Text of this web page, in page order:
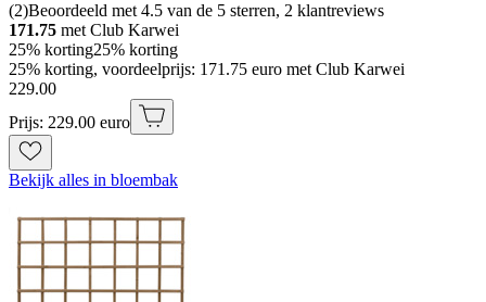
(2)Beoordeeld met 4.5 van de 5 sterren, 2 klantreviews
171.75 met Club Karwei
25% korting25% korting
25% korting, voordeelprijs: 171.75 euro met Club Karwei
229.00
Prijs: 229.00 euro
Bekijk alles in bloembak